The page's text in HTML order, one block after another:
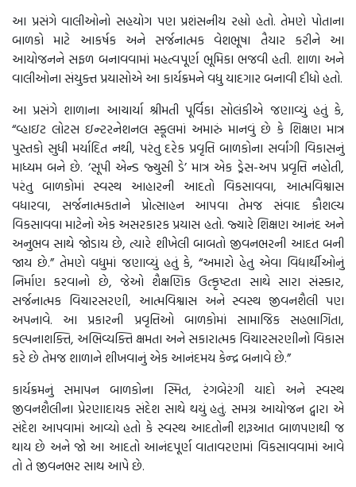
આ પ્રસંગે વાલીઓનો સહયોગ પણ પ્રશંસનીય રહ્યો હતો. તેમણે પોતાના
બાળકો માટે આકર્ષક અને સર્જનાત્મક વેશભૂષા તૈયાર કરીને આ
આયોજનને સફળ બનાવવામાં મહત્વપૂર્ણ ભૂમિકા ભજવી હતી. શાળા અને
વાલીઓના સંયુક્ત પ્રયાસોએ આ કાર્યક્રમને વધુ યાદગાર બનાવી દીધો હતો.
આ પ્રસંગે શાળાના આચાર્યા શ્રીમતી પૂર્વિકા સોલંકીએ જણાવ્યું હતું કે,
“વ્હાઇટ લોટસ ઇન્ટરનેશનલ સ્કૂલમાં અમારું માનવું છે કે શિક્ષણ માત્ર
પુસ્તકો સુધી મર્યાદિત નથી, પરંતુ દરેક પ્રવૃત્તિ બાળકોના સર્વાંગી વિકાસનું
માધ્યમ બને છે. ‘સૂપી એન્ડ જ્યુસી ડે’ માત્ર એક ડ્રેસ-અપ પ્રવૃત્તિ નહોતી,
પરંતુ બાળકોમાં સ્વસ્થ આહારની આદતો વિકસાવવા, આત્મવિશ્વાસ
વધારવા, સર્જનાત્મકતાને પ્રોત્સાહન આપવા તેમજ સંવાદ કૌશલ્ય
વિકસાવવા માટેનો એક અસરકારક પ્રયાસ હતો. જ્યારે શિક્ષણ આનંદ અને
અનુભવ સાથે જોડાય છે, ત્યારે શીખેલી બાબતો જીવનભરની આદત બની
જાય છે.” તેમણે વધુમાં જણાવ્યું હતું કે, “અમારો હેતુ એવા વિદ્યાર્થીઓનું
નિર્માણ કરવાનો છે, જેઓ શૈક્ષણિક ઉત્કૃષ્ટતા સાથે સારા સંસ્કાર,
સર્જનાત્મક વિચારસરણી, આત્મવિશ્વાસ અને સ્વસ્થ જીવનશૈલી પણ
અપનાવે. આ પ્રકારની પ્રવૃત્તિઓ બાળકોમાં સામાજિક સહભાગિતા,
કલ્પનાશક્તિ, અભિવ્યક્તિ ક્ષમતા અને સકારાત્મક વિચારસરણીનો વિકાસ
કરે છે તેમજ શાળાને શીખવાનું એક આનંદમય કેન્દ્ર બનાવે છે.”
કાર્યક્રમનું સમાપન બાળકોના સ્મિત, રંગબેરંગી યાદો અને સ્વસ્થ
જીવનશૈલીના પ્રેરણાદાયક સંદેશ સાથે થયું હતું. સમગ્ર આયોજન દ્વારા એ
સંદેશ આપવામાં આવ્યો હતો કે સ્વસ્થ આદતોની શરૂઆત બાળપણથી જ
થાય છે અને જો આ આદતો આનંદપૂર્ણ વાતાવરણમાં વિકસાવવામાં આવે
તો તે જીવનભર સાથ આપે છે.